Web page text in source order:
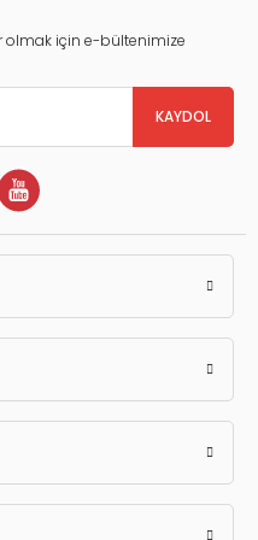
olmak için e-bültenimize
KAYDOL